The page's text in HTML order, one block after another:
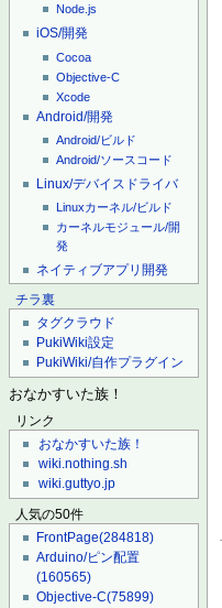
Node.js
iOS/開発
Cocoa
Objective-C
Xcode
Android/開発
Android/ビルド
Android/ソースコード
Linux/デバイスドライバ
Linuxカーネル/ビルド
カーネルモジュール/開
発
ネイティブアプリ開発
チラ裏
タグクラウド
PukiWiki設定
PukiWiki/自作プラグイン
おなかすいた族！
リンク
おなかすいた族！
wiki.nothing.sh
wiki.guttyo.jp
人気の50件
FrontPage(284818)
Arduino/ピン配置
(160565)
Objective-C(75899)